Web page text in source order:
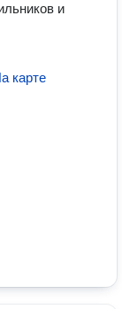
и
карте